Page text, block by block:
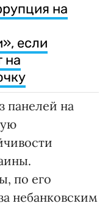
на
если
на
панелей на
по его
небанковским